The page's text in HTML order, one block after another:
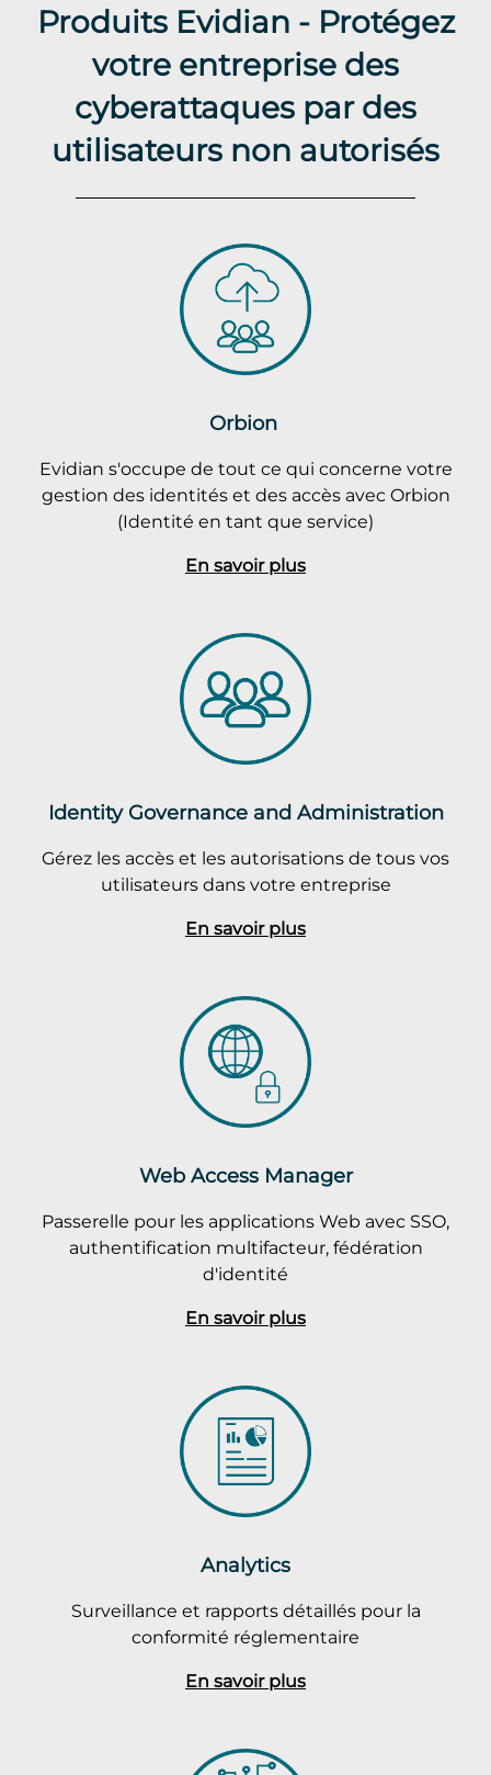
Produits Evidian - Protégez
votre entreprise des
cyberattaques par des
utilisateurs non autorisés
Orbion
Evidian s'occupe de tout ce qui concerne votre
gestion des identités et des accès avec Orbion
(Identité en tant que service)
En savoir plus
Identity Governance and Administration
Gérez les accès et les autorisations de tous vos
utilisateurs dans votre entreprise
En savoir plus
Web Access Manager
Passerelle pour les applications Web avec SSO,
authentification multifacteur, fédération
d'identité
En savoir plus
Analytics
Surveillance et rapports détaillés pour la
conformité réglementaire
En savoir plus